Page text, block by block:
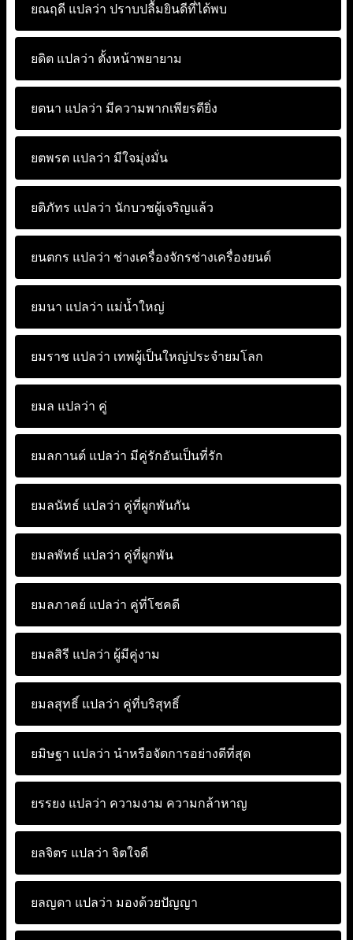
ยณฤดี แปลว่า ปราบปลื้มยินดีที่ได้พบ
ยดิต แปลว่า ตั้งหน้าพยายาม
ยตนา แปลว่า มีความพากเพียรดียิ่ง
ยตพรต แปลว่า มีใจมุ่งมั่น
ยติภัทร แปลว่า นักบวชผู้เจริญแล้ว
ยนตกร แปลว่า ช่างเครื่องจักรช่างเครื่องยนต์
ยมนา แปลว่า แม่น้ำใหญ่
ยมราช แปลว่า เทพผู้เป็นใหญ่ประจำยมโลก
ยมล แปลว่า คู่
ยมลกานต์ แปลว่า มีคู่รักอันเป็นที่รัก
ยมลนัทธ์ แปลว่า คู่ที่ผูกพันกัน
ยมลพัทธ์ แปลว่า คู่ที่ผูกพัน
ยมลภาคย์ แปลว่า คู่ที่โชคดี
ยมลสิรี แปลว่า ผู้มีคู่งาม
ยมลสุทธิ์ แปลว่า คู่ที่บริสุทธิ์
ยมิษฐา แปลว่า นำหรือจัดการอย่างดีที่สุด
ยรรยง แปลว่า ความงาม ความกล้าหาญ
ยลจิตร แปลว่า จิตใจดี
ยลญดา แปลว่า มองด้วยปัญญา